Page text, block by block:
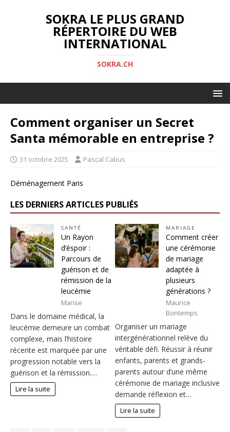
SOKRA LE PLUS GRAND
RÉPERTOIRE DU WEB
INTERNATIONAL
SOKRA.CH
Comment organiser un Secret
Santa mémorable en entreprise ?
31 octobre 2025 Pascal Cabus
Déménagement Paris
LES DERNIERS ARTICLES PUBLIÉS
SANTÉ
Un Rayon
d’éspoir :
Parcours de
guérison et de
rémission de la
leucémie
Marise
Dans le domaine médical, la
leucémie demeure un combat
complexe, mais l’histoire
récente est marquée par une
progression notable vers la
guérison et la rémission.…
Lire la suite
MARIAGE
Comment créer
une cérémonie
de mariage
adaptée à
plusieurs
générations ?
Maurice
Bontemps
Organiser un mariage
intergénérationnel relève du
véritable défi. Réussir à réunir
enfants, parents et grands-
parents autour d’une même
cérémonie de mariage inclusive
demande réflexion et…
Lire la suite